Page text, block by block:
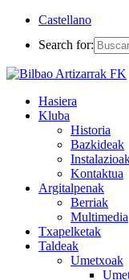
Castellano
Search for:
Hasiera
Kluba
Historia
Bazkideak
Kontaktua
Argitalpenak
Berriak
Multimedia
Txapelketak
Taldeak
Umetxoak